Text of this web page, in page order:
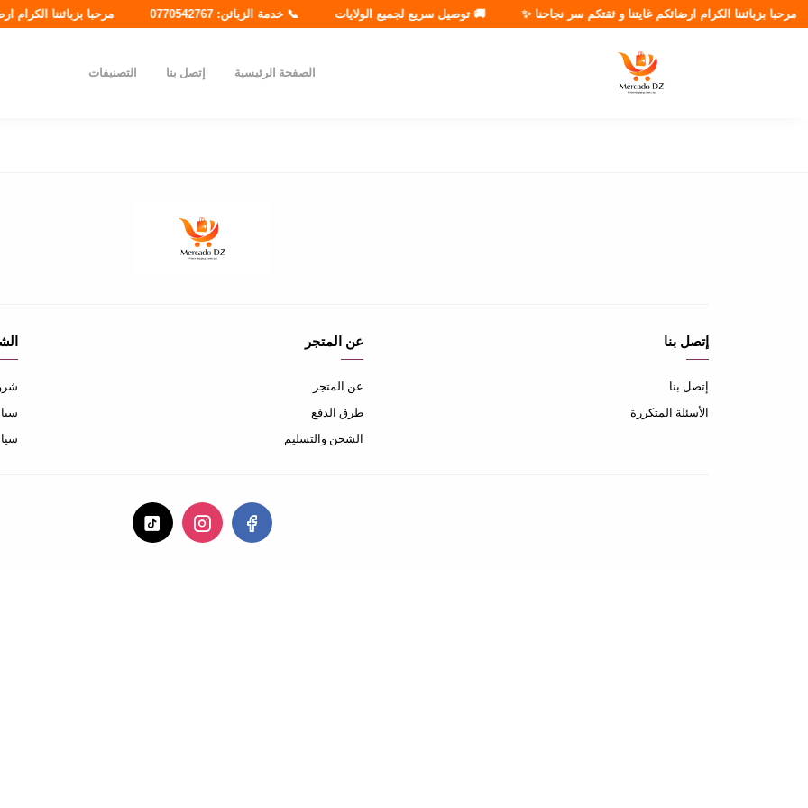
مرحبا بزبائننا الكرام ارضائكم غايتنا و ثقتكم سر نجاحنا ✨ 🚚 توصيل سريع لجميع الولايات 📞 خدمة الزبائن: 0770542767 مرحبا بزبائننا الكرام
الصفحة الرئيسية إتصل بنا التصنيفات
إتصل بنا
إتصل بنا
الأسئلة المتكررة
عن المتجر
عن المتجر
طرق الدفع
الشحن والتسليم